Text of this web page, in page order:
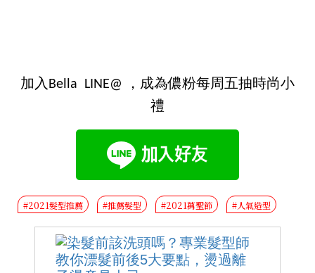
加入Bella LINE@ ，成為儂粉每周五抽時尚小
禮
#2021髮型推薦 #推薦髮型 #2021萬聖節 #人氣造型